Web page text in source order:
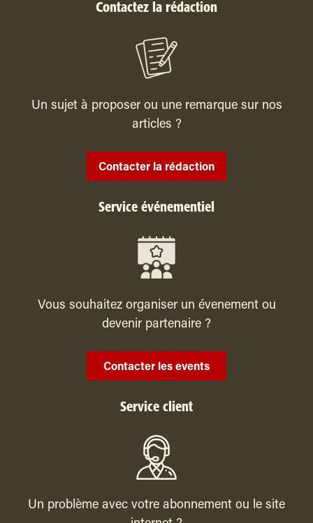
Contactez la rédaction
Un sujet à proposer ou une remarque sur nos
articles ?
Contacter la rédaction
Service événementiel
Vous souhaitez organiser un évenement ou
devenir partenaire ?
Contacter les events
Service client
Un problème avec votre abonnement ou le site